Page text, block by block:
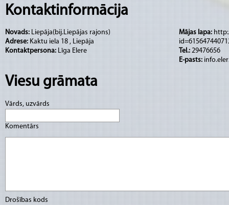
ir Renārs Kaupers. Hei, Tu vēl mūs nezini?
kādā no ballītēm! Sazinamies!
Kontaktinformācija
Novads: Liepāja(bij.Liepājas rajons)
Adrese: Kaktu iela 18 , Liepāja
Kontaktpersona: Līga Elere
Mājas lapa:
Tel.: 29476656
E-pasts:
Viesu grāmata
Vārds, uzvārds
Komentārs
Drošības kods